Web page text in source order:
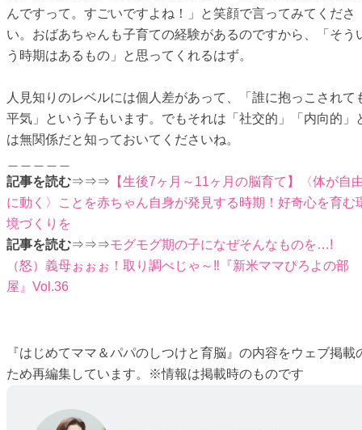
んですって。すごいですよね！」と笑顔で言ってみてくださ
い。おばあちゃんも子育ての経験があるのですから、「そう
う時期はあるもの」と思ってくれるはず。
人見知りのレベルには個人差があって、「誰に抱っこされて
平気」という子もいます。でもそれは「社交的」「内向的」
は無関係だと知っておいてくださいね。
記事を読む⇒⇒⇒ 【生後7ヶ月～11ヶ月の脳育て】〈体が自
に動く〉ことを赤ちゃん自身が発見する時期！好奇心を育む
境づくりを
記事を読む⇒⇒⇒モグモグ期の子になぜそんなものを…!
（怒）義母ぉぉぉ！取り調べじゃ～‼『新米ママぴろよの部
屋』Vol.36
『はじめてママ＆パパのしつけと育脳』の内容をウェブ掲載
ため再編集しています。※情報は掲載時のものです